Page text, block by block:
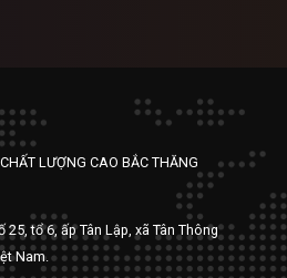
LƯỢNG CAO BẮC THĂNG
25, tổ 6, ấp Tân Lập, xã Tân Thông
Nam.